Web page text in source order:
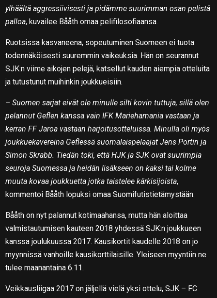
ylhäältä aggressiivisesti ja pidämme suurimman osan pelistä
palloa, kuvailee Bååth omaa pelifilosofiaansa.
Ruotsissa kasvaneena, sopeutuminen Suomeen ei tuota
todennäköisesti suuremmin vaikeuksia. Hän on seurannut
SJK:n viime aikojen pelejä, katsellut kauden aiempia otteluita
ja tutustunut muihinkin joukkueisiin.
–Suomen sarjat eivät ole minulle silti kovin tuttuja, sillä olen
pelannut Geflen kanssa vain IFK Mariehamania vastaan ja
kerran FF Jaroa vastaan harjoitusotteluissa. Minulla oli myös
joukkuekavereina Geflessä suomalaispelaajat Jens Portin ja
Simon Skrabb. Tiedän toki, että HJK ja SJK ovat suurimpia
seuroja Suomessa ja heidän lisäkseen on kaksi tai kolme
muuta kovaa joukkuetta jotka taistelee kärkisijoista,
kommentoi Bååth lopuksi omaa Suomifutistietämystään.
Bååth on nyt palannut kotimaahansa, mutta hän aloittaa
valmistautumisen kauteen 2018 yhdessä SJK:n joukkueen
kanssa joulukuussa 2017. Kausikortit kaudelle 2018 on jo
myynnissä vanhoille kausikorttilaisille. Yleiseen myyntiin ne
tulee maanantaina 6.11.
Veikkausliigaa 2017 on jäljellä vielä yksi ottelu, SJK – FC